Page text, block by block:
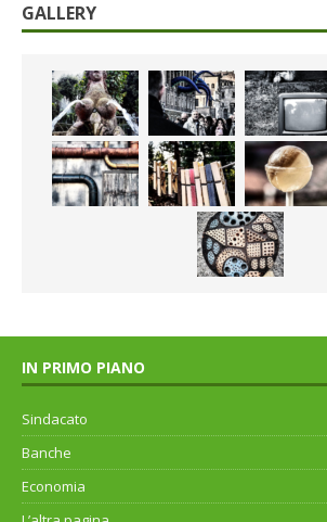
GALLERY
IN PRIMO PIANO
Sindacato
Banche
Economia